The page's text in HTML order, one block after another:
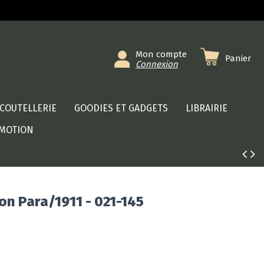
Mon compte
Connexion
Panier
COUTELLERIE GOODIES ET GADGETS
LIBRAIRIE
Para/1911 - 021-145